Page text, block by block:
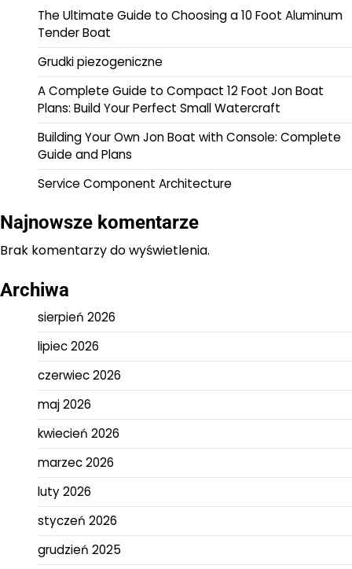
The Ultimate Guide to Choosing a 10 Foot Aluminum
Tender Boat
Grudki piezogeniczne
A Complete Guide to Compact 12 Foot Jon Boat
Plans: Build Your Perfect Small Watercraft
Building Your Own Jon Boat with Console: Complete
Guide and Plans
Service Component Architecture
Najnowsze komentarze
Brak komentarzy do wyświetlenia.
Archiwa
sierpień 2026
lipiec 2026
czerwiec 2026
maj 2026
kwiecień 2026
marzec 2026
luty 2026
styczeń 2026
grudzień 2025